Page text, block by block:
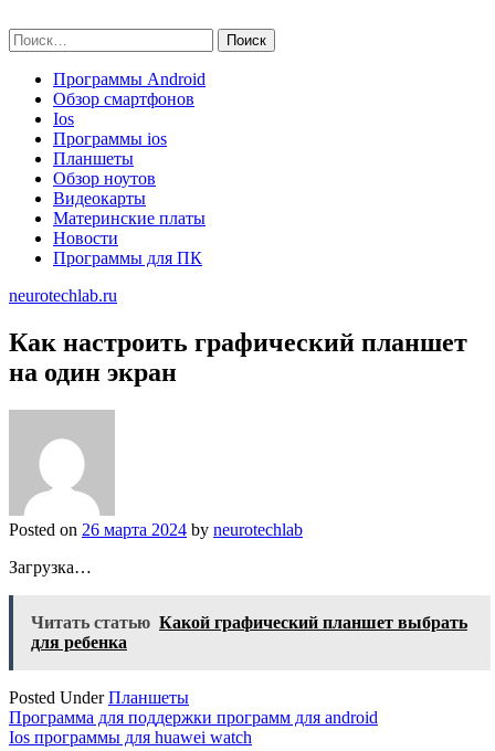
to
content
Найти:
Программы Android
Обзор смартфонов
Ios
Программы ios
Планшеты
Обзор ноутов
Видеокарты
Материнские платы
Новости
Программы для ПК
neurotechlab.ru
Как настроить графический планшет
на один экран
Posted on 26 марта 2024 by neurotechlab
Загрузка…
Читать статью Какой графический планшет выбрать
для ребенка
Posted UnderПланшеты
Навигация
Программа для поддержки программ для android
Ios программы для huawei watch